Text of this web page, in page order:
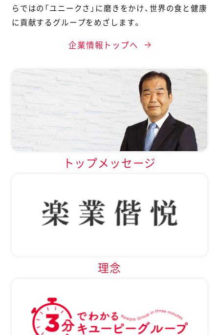
らではの「ユニークさ」に磨きをかけ、 世界の食と健康
に貢献するグループをめざします。
企業情報トップへ
トップメッセージ
理念